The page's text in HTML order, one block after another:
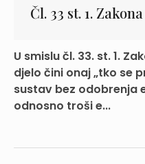
Čl. 33 st. 1.
U smislu čl. 33. st. 1.
djelo čini onaj „tko se
sustav bez odobrenja
odnosno troši e...